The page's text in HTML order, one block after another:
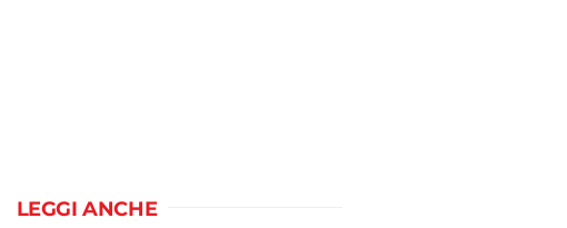
LEGGI ANCHE